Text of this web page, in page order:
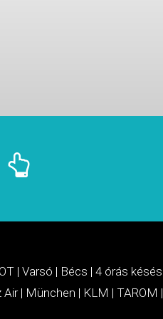
| Varsó | Bécs | 4 órás késés
Air| München | KLM | TAROM |